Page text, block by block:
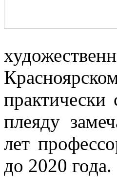
плеяду
лет
до 2020 года.